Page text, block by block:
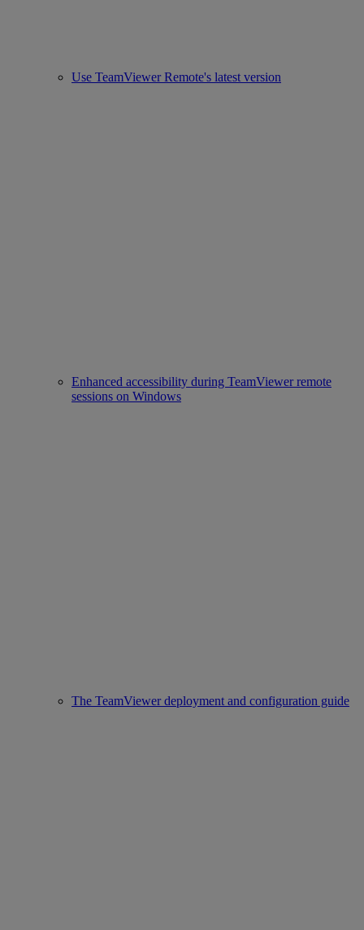
Use TeamViewer Remote's latest version
Enhanced accessibility during TeamViewer remote
sessions on Windows
The TeamViewer deployment and configuration guide